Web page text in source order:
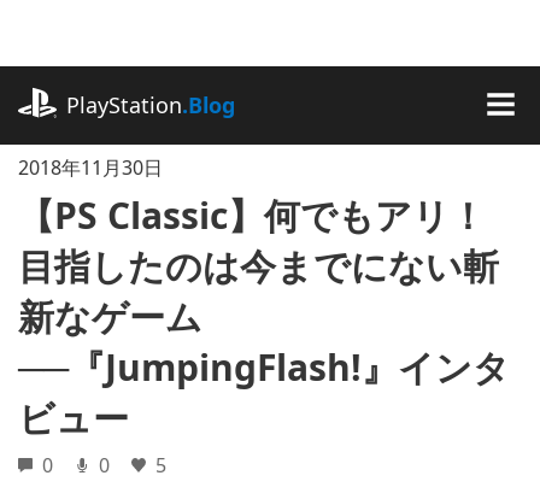
に
キ
ッ
プ
PlayStation.Blog
2018年11月30日
【PS Classic】何でもアリ！
目指したのは今までにない斬
新なゲーム
──『JumpingFlash!』インタ
ビュー
0 0 5